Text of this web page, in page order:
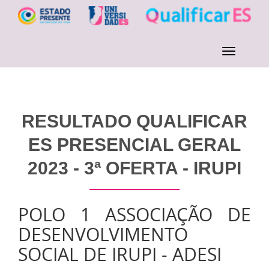
RESULTADO QUALIFICAR
ES PRESENCIAL GERAL
2023 - 3ª OFERTA - IRUPI
POLO 1 ASSOCIAÇÃO DE
DESENVOLVIMENTO
SOCIAL DE IRUPI - ADESI